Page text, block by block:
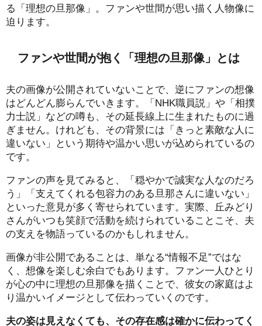
る「理想の旦那像」。ファンや世間が思い描く人物像に
迫ります。
ファンや世間が抱く「理想の旦那像」とは
夫の画像が公開されていないことで、逆にファンの想像
はどんどん膨らんでいきます。「NHK職員説」や「相撲
力士説」などの噂も、その延長線上に生まれたものに過
ぎません。けれども、その背景には「きっと素敵な人に
違いない」という期待や温かい思いが込められているの
です。
ファンの声を見てみると、「穏やかで誠実な人なのだろ
う」「支えてくれる包容力のある旦那さんに違いない」
といった意見が多く寄せられています。実際、丘みどり
さんがいつも笑顔で活動を続けられていることこそ、夫
の支えを物語っているのかもしれません。
画像が非公開であることは、単なる“情報不足”ではな
く、想像を楽しむ余白でもあります。ファン一人ひとり
が心の中に理想の旦那像を描くことで、彼女の家庭はよ
り温かいイメージとして伝わっていくのです。
夫の姿は見えなくても、その存在感は確かに伝わってく